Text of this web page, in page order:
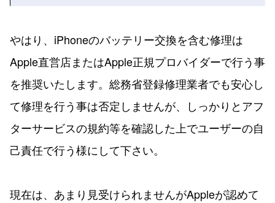
やはり、iPhoneのバッテリー交換を含む修理は
Apple直営店またはApple正規プロバイダーで行う事
を推奨いたします。総務省登録修理業者でも安心し
て修理を行う事は否定しませんが、しっかりとアフ
ターサービスの規約等を確認した上でユーザーの自
己責任で行う様にして下さい。
現在は、あまり見受けられませんがAppleが認めて